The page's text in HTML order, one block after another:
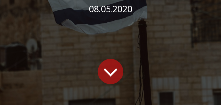
08.05.2020